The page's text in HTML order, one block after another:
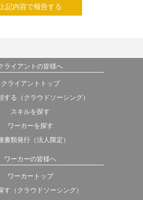
上記内容で報告する
ライアントの皆様へ
クライアントトップ
する（クラウドソーシング）
スキルを探す
ワーカーを探す
書類発行（法人限定）
ワーカーの皆様へ
ワーカートップ
す（クラウドソーシング）